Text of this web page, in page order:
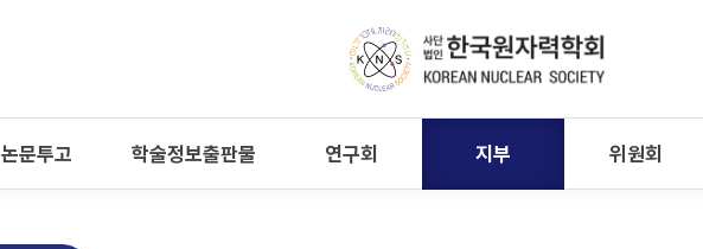
논문투고 학술정보출판물 연구회 지부 위원회